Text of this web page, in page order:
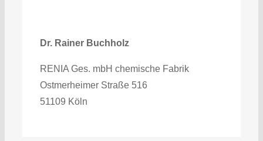
Dr. Rainer Buchholz
RENIA Ges. mbH chemische Fabrik
Ostmerheimer Straße 516
51109 Köln